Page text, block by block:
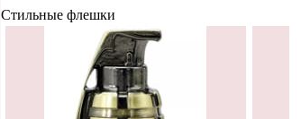
Стильные флешки